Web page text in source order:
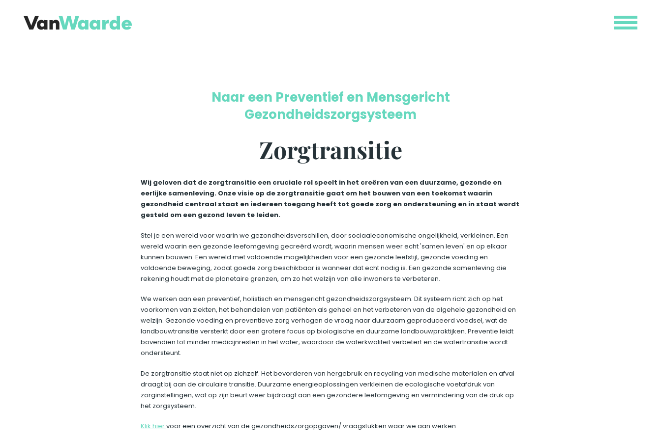
Menu
Naar een Preventief en Mensgericht
Gezondheidszorgsysteem
Zorgtransitie
Wij geloven dat de zorgtransitie een cruciale rol speelt in het creëren van een duurzame, gezonde en
eerlijke samenleving. Onze visie op de zorgtransitie gaat om het bouwen van een toekomst waarin
gezondheid centraal staat en iedereen toegang heeft tot goede zorg en ondersteuning en in staat wordt
gesteld om een gezond leven te leiden.
Stel je een wereld voor waarin we gezondheidsverschillen, door sociaaleconomische ongelijkheid, verkleinen. Een
wereld waarin een gezonde leefomgeving gecreërd wordt, waarin mensen weer echt 'samen leven' en op elkaar
kunnen bouwen. Een wereld met voldoende mogelijkheden voor een gezonde leefstijl, gezonde voeding en
voldoende beweging, zodat goede zorg beschikbaar is wanneer dat echt nodig is. Een gezonde samenleving die
rekening houdt met de planetaire grenzen, om zo het welzijn van alle inwoners te verbeteren.
We werken aan een preventief, holistisch en mensgericht gezondheidszorgsysteem. Dit systeem richt zich op het
voorkomen van ziekten, het behandelen van patiënten als geheel en het verbeteren van de algehele gezondheid en
welzijn. Gezonde voeding en preventieve zorg verhogen de vraag naar duurzaam geproduceerd voedsel, wat de
landbouwtransitie versterkt door een grotere focus op biologische en duurzame landbouwpraktijken. Preventie leidt
bovendien tot minder medicijnresten in het water, waardoor de waterkwaliteit verbetert en de watertransitie wordt
ondersteunt.
De zorgtransitie staat niet op zichzelf. Het bevorderen van hergebruik en recycling van medische materialen en afval
draagt bij aan de circulaire transitie. Duurzame energieoplossingen verkleinen de ecologische voetafdruk van
zorginstellingen, wat op zijn beurt weer bijdraagt aan een gezondere leefomgeving en vermindering van de druk op
het zorgsysteem.
Klik hiervoor een overzicht van de gezondheidszorgopgaven/ vraagstukken waar we aan werken